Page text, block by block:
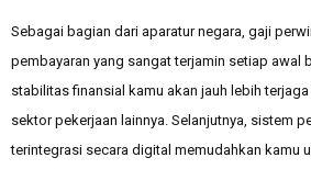
Sebagai bagian dari aparatur negara, gaji
pembayaran yang sangat terjamin setiap awal
stabilitas finansial kamu akan jauh lebih
sektor pekerjaan lainnya. Selanjutnya, sistem
terintegrasi secara digital memudahkan kamu